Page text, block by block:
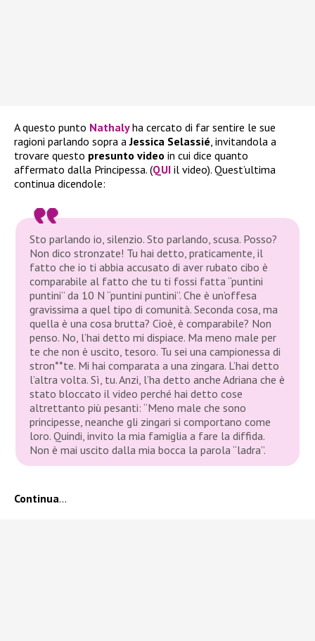
A questo punto Nathalyha cercato di far sentire le sue
ragioni parlando sopra aJessica Selassié , invitandola a
trovare questo presunto video in cui dice quanto
affermato dalla Principessa. (QUI il video). Quest’ultima
continua dicendole:
Sto parlando io, silenzio. Sto parlando, scusa. Posso?
Non dico stronzate! Tu hai detto, praticamente, il
fatto che io ti abbia accusato di aver rubato cibo è
comparabile al fatto che tu ti fossi fatta “puntini
puntini” da 10 N “puntini puntini”. Che è un’offesa
gravissima a quel tipo di comunità. Seconda cosa, ma
quella è una cosa brutta? Cioè, è comparabile? Non
penso. No, l’hai detto mi dispiace. Ma meno male per
te che non è uscito, tesoro. Tu sei una campionessa di
stron**te. Mi hai comparata a una zingara. L’hai detto
l’altra volta. Sì, tu. Anzi, l’ha detto anche Adriana che è
stato bloccato il video perché hai detto cose
altrettanto più pesanti: “Meno male che sono
principesse, neanche gli zingari si comportano come
loro. Quindi, invito la mia famiglia a fare la diffida.
Non è mai uscito dalla mia bocca la parola “ladra”.
Continua…